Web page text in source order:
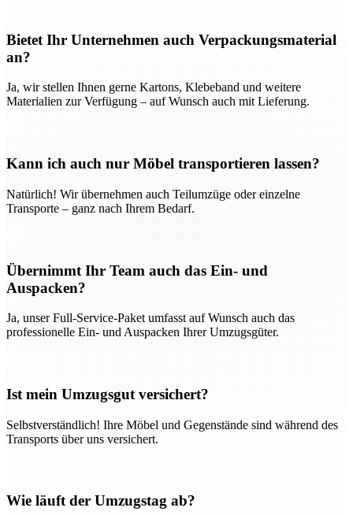
Bietet Ihr Unternehmen auch Verpackungsmaterial
an?
Ja, wir stellen Ihnen gerne Kartons, Klebeband und weitere
Materialien zur Verfügung – auf Wunsch auch mit Lieferung.
Kann ich auch nur Möbel transportieren lassen?
Natürlich! Wir übernehmen auch Teilumzüge oder einzelne
Transporte – ganz nach Ihrem Bedarf.
Übernimmt Ihr Team auch das Ein- und
Auspacken?
Ja, unser Full-Service-Paket umfasst auf Wunsch auch das
professionelle Ein- und Auspacken Ihrer Umzugsgüter.
Ist mein Umzugsgut versichert?
Selbstverständlich! Ihre Möbel und Gegenstände sind während des
Transports über uns versichert.
Wie läuft der Umzugstag ab?